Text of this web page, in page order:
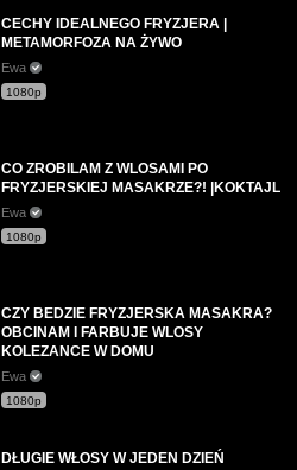
CECHY IDEALNEGO FRYZJERA |
METAMORFOZA NA ŻYWO
Ewa
1080p
CO ZROBILAM Z WLOSAMI PO
FRYZJERSKIEJ MASAKRZE?! |KOKTAJL
Ewa
1080p
CZY BEDZIE FRYZJERSKA MASAKRA?
OBCINAM I FARBUJE WLOSY
KOLEZANCE W DOMU
Ewa
1080p
DŁUGIE WŁOSY W JEDEN DZIEŃ